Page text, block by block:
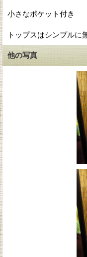
小さなポケット付き
トップスはシンプルに
他の写真